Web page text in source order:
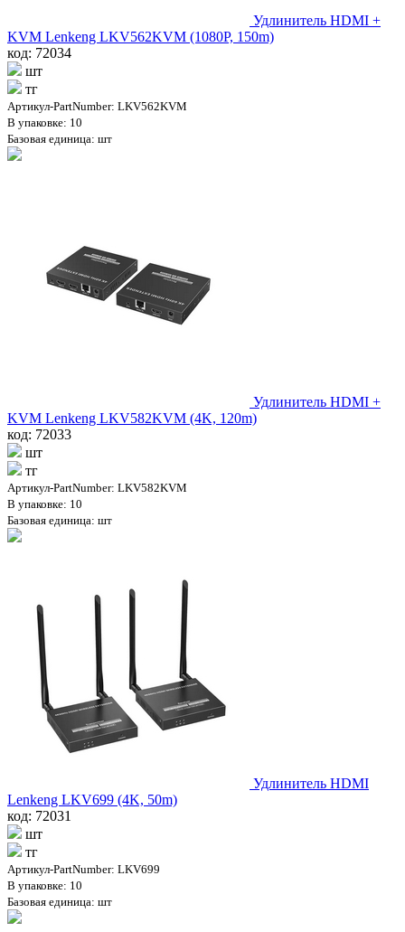
Удлинитель HDMI +
KVM Lenkeng LKV562KVM (1080P, 150m)
код: 72034
шт
тг
Артикул-PartNumber: LKV562KVM
В упаковке: 10
Базовая единица: шт
Удлинитель HDMI +
KVM Lenkeng LKV582KVM (4K, 120m)
код: 72033
шт
тг
Артикул-PartNumber: LKV582KVM
В упаковке: 10
Базовая единица: шт
Удлинитель HDMI
Lenkeng LKV699 (4K, 50m)
код: 72031
шт
тг
Артикул-PartNumber: LKV699
В упаковке: 10
Базовая единица: шт